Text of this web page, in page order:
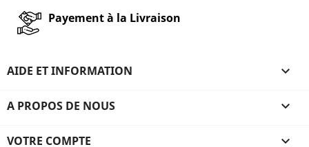
Payement à la Livraison
AIDE ET INFORMATION 
A PROPOS DE NOUS 
VOTRE COMPTE 